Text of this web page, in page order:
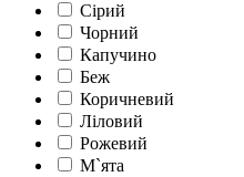
Сірий
Чорний
Капучино
Беж
Коричневий
Ліловий
Рожевий
М`ята